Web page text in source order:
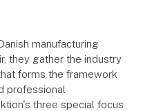
manufacturing
they gather the industry
forms the framework
professional
three special focus